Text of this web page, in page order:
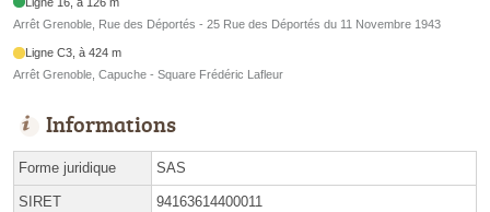
Arrêt Grenoble, Rue des Déportés - 25 Rue des Déportés du 11 Novembre 1943
Ligne C3, à 424 m
Arrêt Grenoble, Capuche - Square Frédéric Lafleur
Informations
Forme juridique SAS
SIRET 94163614400011